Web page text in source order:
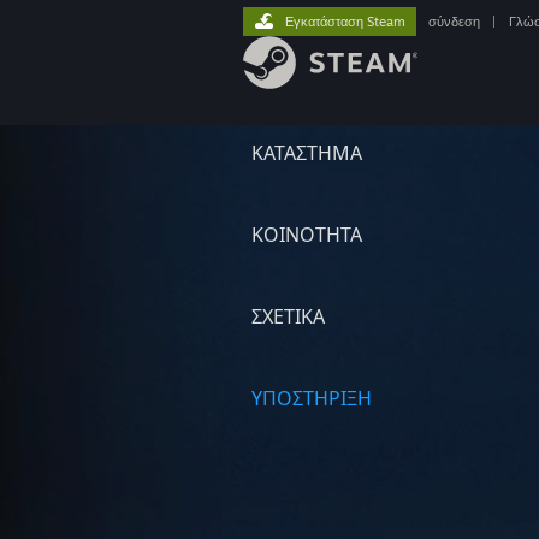
ΚΑΤΑΣΤΗΜΑ
ΚΟΙΝΟΤΗΤΑ
ΣΧΕΤΙΚΆ
ΥΠΟΣΤΗΡΙΞΗ
Εγκατάσταση Steam σύνδεση